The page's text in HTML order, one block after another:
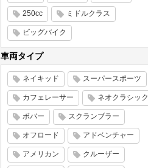
250cc ミドルクラス
ビッグバイク
車両タイプ
ネイキッド スーパースポーツ
カフェレーサー ネオクラシック
ボバー スクランブラー
オフロード アドベンチャー
アメリカン クルーザー